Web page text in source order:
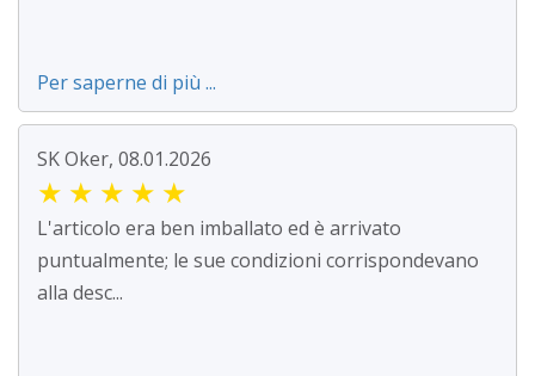
Per saperne di più ...
SK Oker, 08.01.2026
★ ★ ★ ★ ★
L'articolo era ben imballato ed è arrivato
puntualmente; le sue condizioni corrispondevano
alla desc...